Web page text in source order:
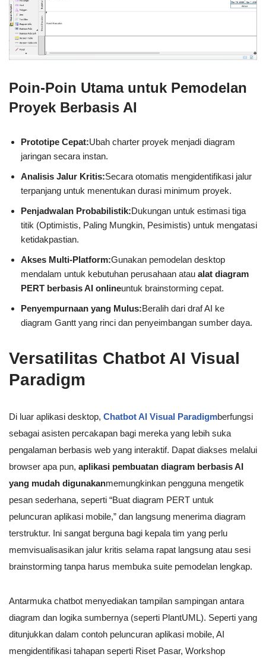
Poin-Poin Utama untuk Pemodelan
Proyek Berbasis AI
Prototipe Cepat:Ubah charter proyek menjadi diagram
jaringan secara instan.
Analisis Jalur Kritis:Secara otomatis mengidentifikasi jalur
terpanjang untuk menentukan durasi minimum proyek.
Penjadwalan Probabilistik:Dukungan untuk estimasi tiga
titik (Optimistis, Paling Mungkin, Pesimistis) untuk mengatasi
ketidakpastian.
Akses Multi-Platform:Gunakan pemodelan desktop
mendalam untuk kebutuhan perusahaan atau alat diagram
PERT berbasis AI onlineuntuk brainstorming cepat.
Penyempurnaan yang Mulus:Beralih dari draf AI ke
diagram Gantt yang rinci dan penyeimbangan sumber daya.
Versatilitas Chatbot AI Visual
Paradigm
Di luar aplikasi desktop, Chatbot AI Visual Paradigmberfungsi
sebagai asisten percakapan bagi mereka yang lebih suka
pengalaman berbasis web yang interaktif. Dapat diakses melalui
browser apa pun, aplikasi pembuatan diagram berbasis AI
yang mudah digunakanmemungkinkan pengguna mengetik
pesan sederhana, seperti “Buat diagram PERT untuk
peluncuran aplikasi mobile,” dan langsung menerima diagram
terstruktur. Ini sangat berguna bagi kepala tim yang perlu
memvisualisasikan jalur kritis selama rapat langsung atau sesi
brainstorming tanpa harus membuka suite pemodelan lengkap.
Antarmuka chatbot menyediakan tampilan sampingan antara
diagram dan logika sumbernya (seperti PlantUML). Seperti yang
ditunjukkan dalam contoh peluncuran aplikasi mobile, AI
mengidentifikasi tahapan seperti Riset Pasar, Workshop